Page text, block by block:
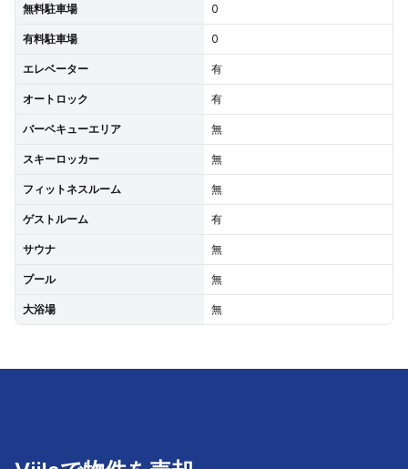
無料駐車場 0
有料駐車場 0
エレベーター 有
オートロック 有
バーベキューエリア 無
スキーロッカー 無
フィットネスルーム 無
ゲストルーム 有
サウナ 無
プール 無
大浴場 無